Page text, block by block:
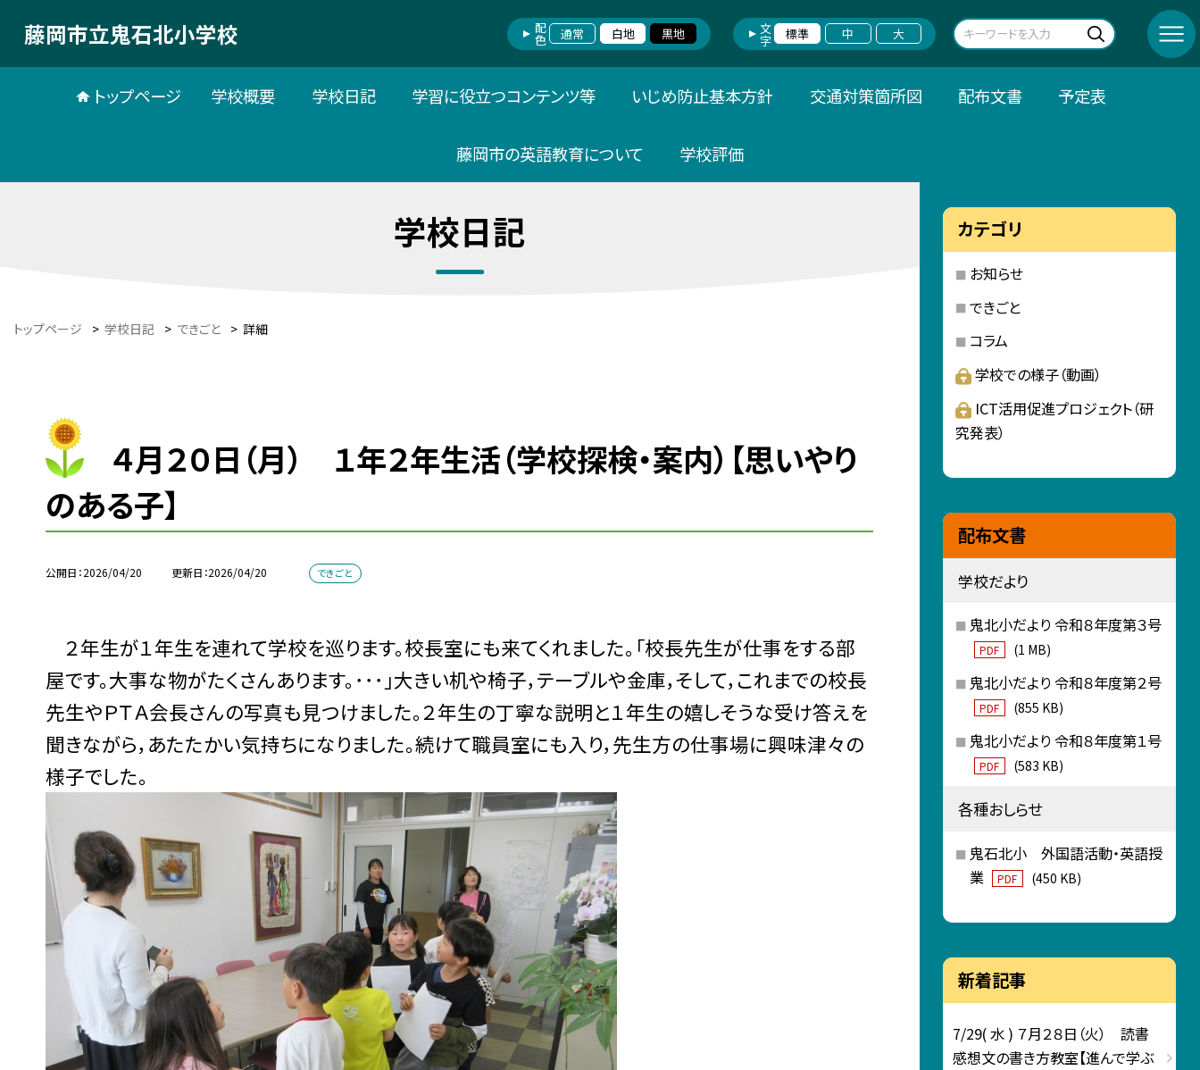
藤岡市立鬼石北小学校 配色 通常 白地 黒地 文字 標準 中 大
トップページ 学校概要 学校日記 学習に役立つコンテンツ等 いじめ防止基本方針 交通対策箇所図 配布文書 予定表
藤岡市の英語教育について 学校評価
学校日記
トップページ > 学校日記 > できごと > 詳細
４月２０日（月） １年２年生活（学校探検・案内）【思いやり
のある子】
公開日 2026/04/20 更新日 2026/04/20 できごと
２年生が１年生を連れて学校を巡ります。校長室にも来てくれました。「校長先生が仕事をする部
屋です。大事な物がたくさんあります。･･･」大きい机や椅子，テーブルや金庫，そして，これまでの校長
先生やＰＴＡ会長さんの写真も見つけました。２年生の丁寧な説明と１年生の嬉しそうな受け答えを
聞きながら，あたたかい気持ちになりました。続けて職員室にも入り，先生方の仕事場に興味津々の
様子でした。
カテゴリ
お知らせ
できごと
コラム
学校での様子（動画）
ICT活用促進プロジェクト（研
究発表）
配布文書
学校だより
鬼北小だより 令和８年度第３号
PDF (1 MB)
鬼北小だより 令和８年度第２号
PDF (855 KB)
鬼北小だより 令和８年度第１号
PDF (583 KB)
各種おしらせ
鬼石北小 外国語活動・英語授
業
PDF (450 KB)
新着記事
7/29( 水 ) ７月２８日（火） 読書
感想文の書き方教室【進んで学ぶ